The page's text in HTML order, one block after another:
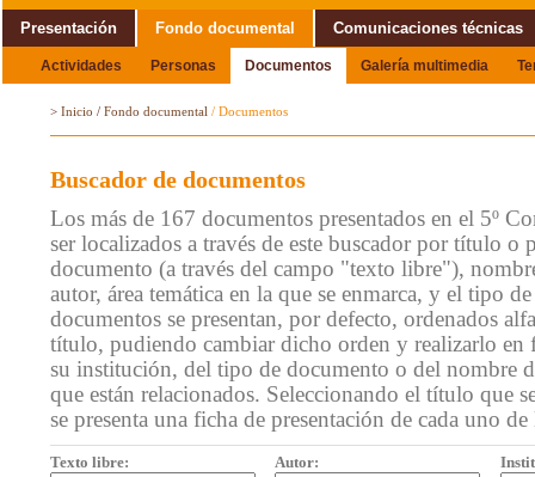
Presentación Fondo documental Comunicaciones técnicas
Actividades Personas Documentos Galería multimedia
Alrededor del Encuentro
> Inicio / Fondo documental / Documentos
Buscador de documentos
Los más de 167 documentos presentados en el 5º
ser localizados a través de este buscador por título o
documento (a través del campo "texto libre"),
autor, área temática en la que se enmarca, y el tipo
documentos se presentan, por defecto, ordenados
título, pudiendo cambiar dicho orden y realizarlo en
su institución, del tipo de documento o del nombre
que están relacionados. Seleccionando el título que
se presenta una ficha de presentación de cada uno
Texto libre: Autor: